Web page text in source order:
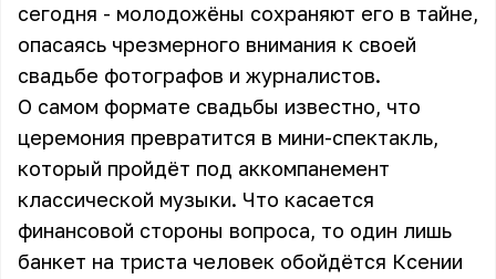
сегодня - молодожёны сохраняют его в тайне,
опасаясь чрезмерного внимания к своей
свадьбе фотографов и журналистов.
О самом формате свадьбы известно, что
церемония превратится в мини-спектакль,
который пройдёт под аккомпанемент
классической музыки. Что касается
финансовой стороны вопроса, то один лишь
банкет на триста человек обойдётся Ксении